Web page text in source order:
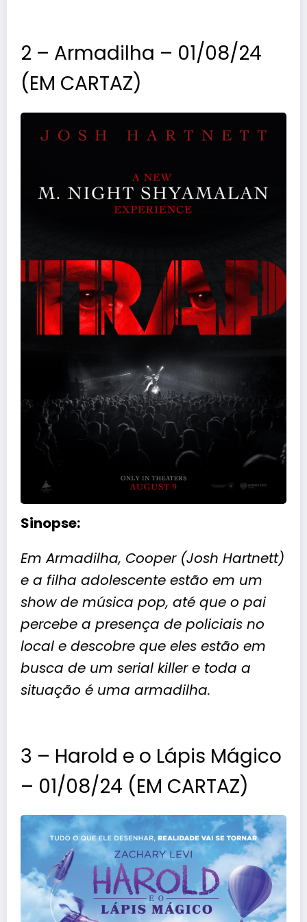
2 – Armadilha – 01/08/24
(EM CARTAZ)
Sinopse:
Em Armadilha, Cooper (Josh Hartnett)
e a filha adolescente estão em um
show de música pop, até que o pai
percebe a presença de policiais no
local e descobre que eles estão em
busca de um serial killer e toda a
situação é uma armadilha.
3 – Harold e o Lápis Mágico
– 01/08/24 (EM CARTAZ)